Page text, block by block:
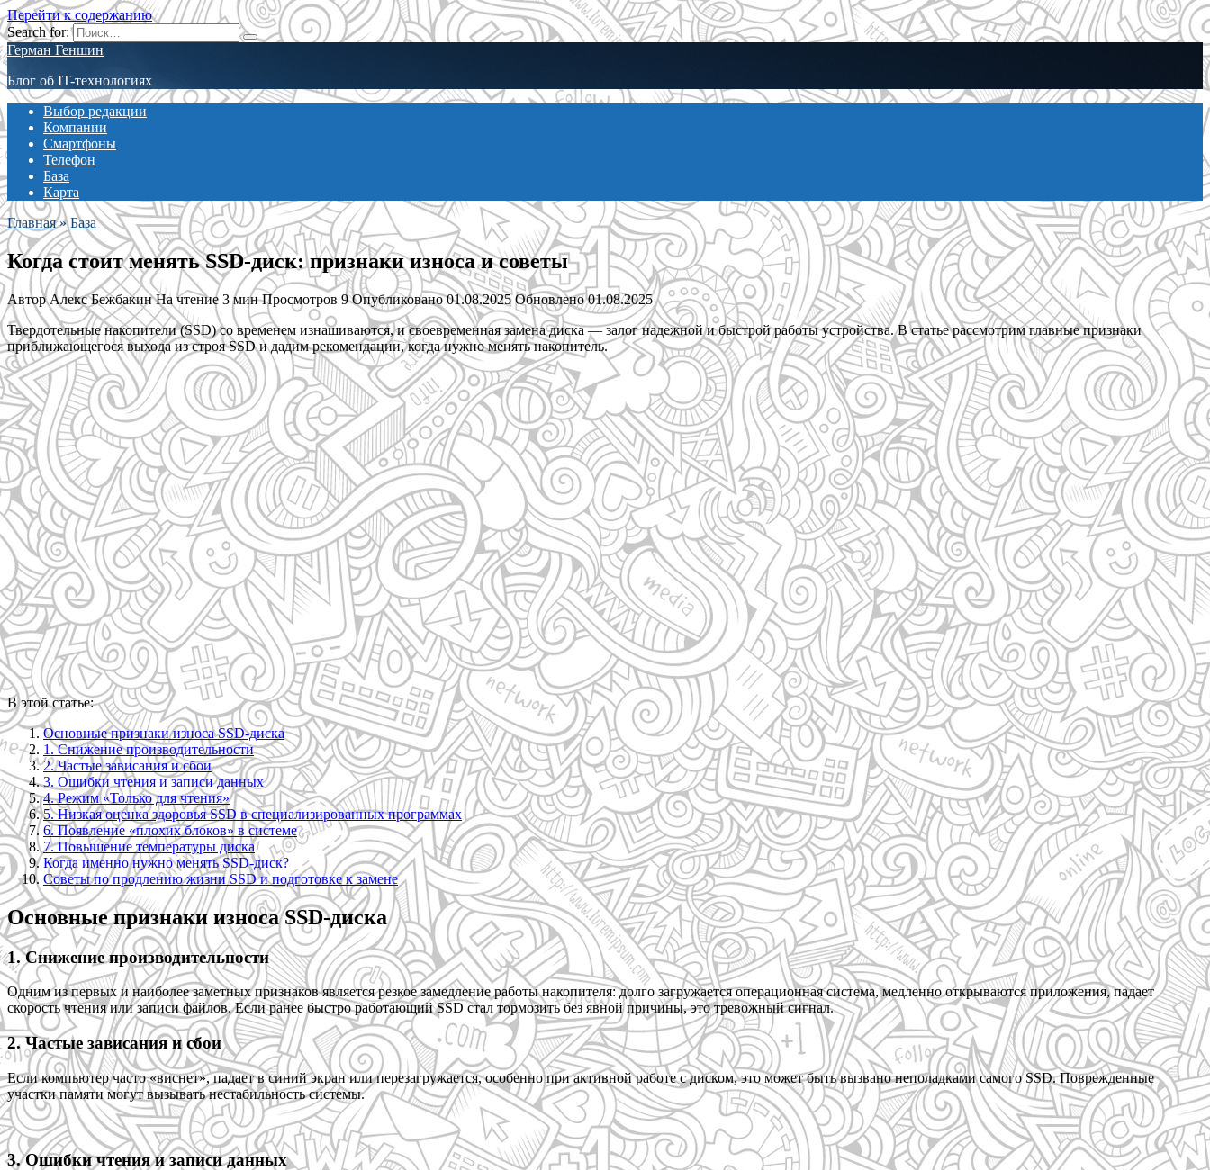
Перейти к содержанию
Search for:
Герман Геншин
Блог об IT-технологиях
Выбор редакции
Компании
Смартфоны
Телефон
База
Карта
Главная » База
Когда стоит менять SSD-диск: признаки износа и советы
АвторАлекс Бежбакин На чтение 3 мин Просмотров 9 Опубликовано 01.08.2025 Обновлено 01.08.2025
Твердотельные накопители (SSD) со временем изнашиваются, и своевременная замена диска — залог надежной и быстрой работы устройства. В статье рассмотрим главные признаки
приближающегося выхода из строя SSD и дадим рекомендации, когда нужно менять накопитель.
В этой статье:
Основные признаки износа SSD-диска
1. Снижение производительности
2. Частые зависания и сбои
3. Ошибки чтения и записи данных
4. Режим «Только для чтения»
5. Низкая оценка здоровья SSD в специализированных программах
6. Появление «плохих блоков» в системе
7. Повышение температуры диска
Когда именно нужно менять SSD-диск?
Советы по продлению жизни SSD и подготовке к замене
Основные признаки износа SSD-диска
1. Снижение производительности
Одним из первых и наиболее заметных признаков является резкое замедление работы накопителя: долго загружается операционная система, медленно открываются приложения, падает
скорость чтения или записи файлов. Если ранее быстро работающий SSD стал тормозить без явной причины, это тревожный сигнал.
2. Частые зависания и сбои
Если компьютер часто «виснет», падает в синий экран или перезагружается, особенно при активной работе с диском, это может быть вызвано неполадками самого SSD. Поврежденные
участки памяти могут вызывать нестабильность системы.
3. Ошибки чтения и записи данных